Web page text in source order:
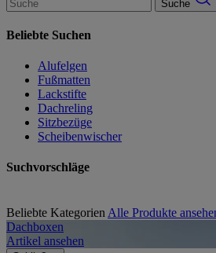
Suche
Beliebte Suchen
Alufelgen
Fußmatten
Lackstifte
Dachreling
Sitzbezüge
Scheibenwischer
Suchvorschläge
Beliebte Kategorien Alle Produkte
Dachboxen
Artikel ansehen